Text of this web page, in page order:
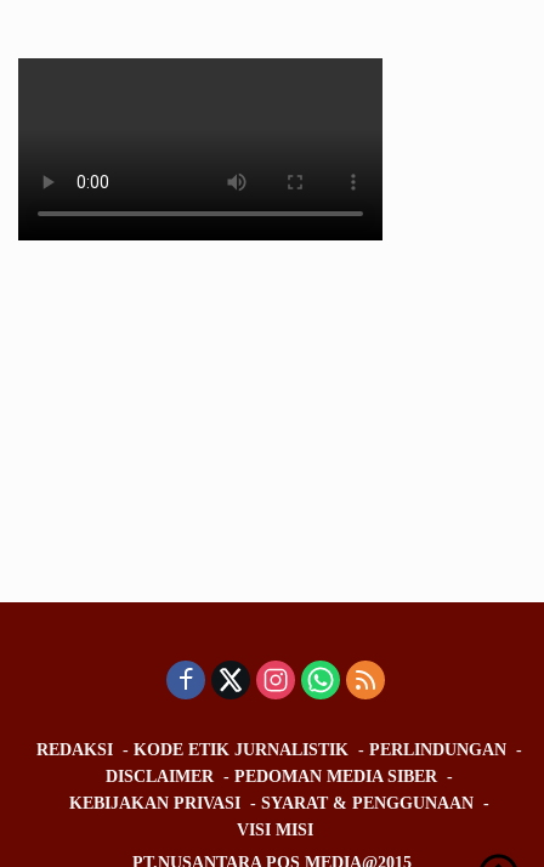
REDAKSI KODE ETIK JURNALISTIK
PERLINDUNGAN
DISCLAIMER
PEDOMAN MEDIA SIBER
KEBIJAKAN PRIVASI
SYARAT & PENGGUNAAN
VISI MISI
PT.NUSANTARA POS MEDIA@2015